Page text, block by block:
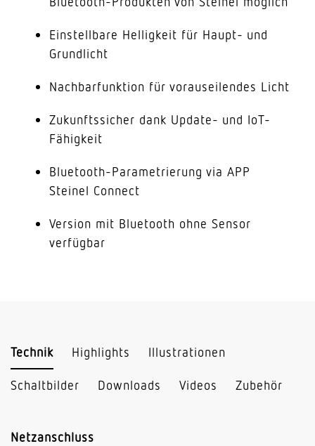
Einstellbare Helligkeit für Haupt- und
Grundlicht
Nachbarfunktion für vorauseilendes Licht
Zukunftssicher dank Update- und IoT-
Fähigkeit
Bluetooth-Parametrierung via APP
Steinel Connect
Version mit Bluetooth ohne Sensor
verfügbar
Technik Highlights Illustrationen
Schaltbilder Downloads Videos Zubehör
Netzanschluss